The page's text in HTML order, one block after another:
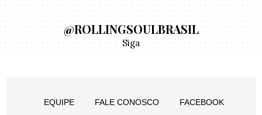
@ROLLINGSOULBRASIL
Siga
EQUIPE FALE CONOSCO FACEBOOK